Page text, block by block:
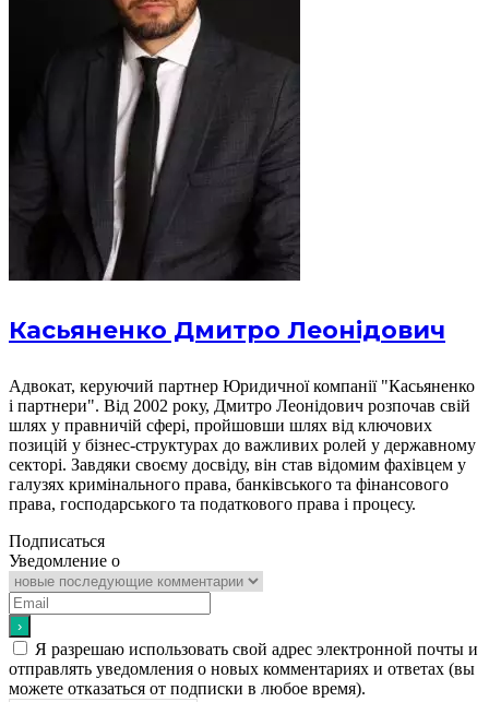
Касьяненко Дмитро Леонідович
Адвокат, керуючий партнер Юридичної компанії "Касьяненко
і партнери". Від 2002 року, Дмитро Леонідович розпочав свій
шлях у правничій сфері, пройшовши шлях від ключових
позицій у бізнес-структурах до важливих ролей у державному
секторі. Завдяки своєму досвіду, він став відомим фахівцем у
галузях кримінального права, банківського та фінансового
права, господарського та податкового права і процесу.
Подписаться
Уведомление о
Я разрешаю использовать свой адрес электронной почты и
отправлять уведомления о новых комментариях и ответах (вы
можете отказаться от подписки в любое время).